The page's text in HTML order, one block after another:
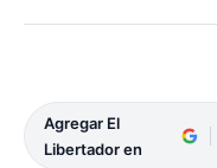
Agregar El
Libertador en